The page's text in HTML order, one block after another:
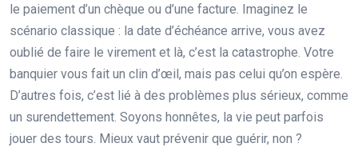
le paiement d’un chèque ou d’une facture. Imaginez le
scénario classique : la date d’échéance arrive, vous avez
oublié de faire le virement et là, c’est la catastrophe. Votre
banquier vous fait un clin d’œil, mais pas celui qu’on espère.
D’autres fois, c’est lié à des problèmes plus sérieux, comme
un surendettement. Soyons honnêtes, la vie peut parfois
jouer des tours. Mieux vaut prévenir que guérir, non ?